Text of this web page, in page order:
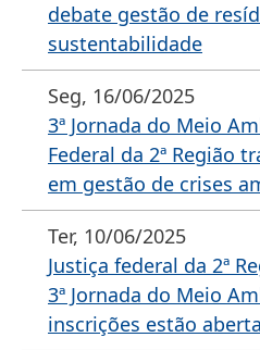
debate gestão de
sustentabilidade
Seg, 16/06/2025
3ª Jornada do Meio
Federal da 2ª Região
em gestão de crises
Ter, 10/06/2025
Justiça federal da 2ª
3ª Jornada do Meio
inscrições estão